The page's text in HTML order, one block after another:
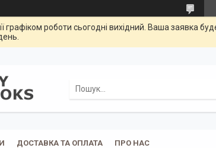
роботи сьогодні вихідний. Ваша заявка
ДОСТАВКА ТА ОПЛАТА ПРО НАС